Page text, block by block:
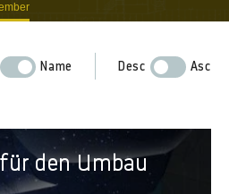
Name Desc Asc
den Umbau